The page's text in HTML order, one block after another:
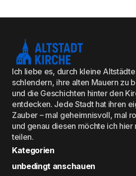
Ich liebe es, durch kleine
schlendern, ihre alten Mauern zu
und die Geschichten hinter den
entdecken. Jede Stadt hat ihren
Zauber – mal geheimnisvoll, mal
und genau diesen möchte ich hier
teilen.
Kategorien
unbedingt anschauen